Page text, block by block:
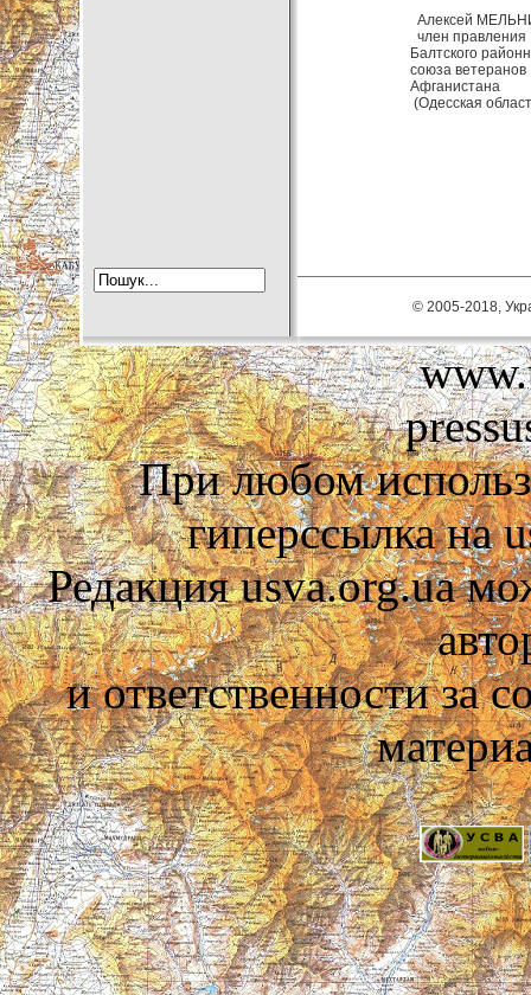
Алексей
член правления
Балтского
союза ветеранов
Афганистана
(Одесская
© 2005-2018,
При любом
гиперссылка на
Редакция usva.org.ua
и ответственности за